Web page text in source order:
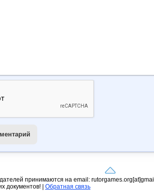
принимаются на email:
документов! |
Обратная связь